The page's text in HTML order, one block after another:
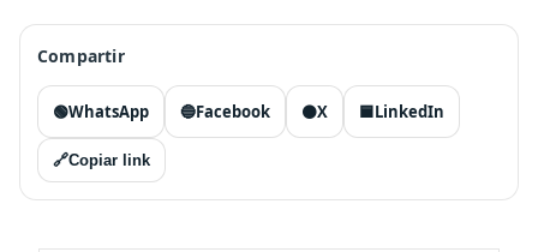
Compartir
🟢WhatsApp 🔵Facebook ⚫X 🟦LinkedIn
🔗Copiar link